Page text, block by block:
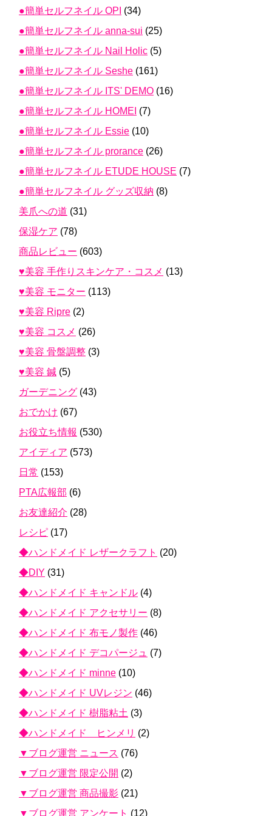
●簡単セルフネイル OPI (34)
●簡単セルフネイル anna-sui (25)
●簡単セルフネイル Nail Holic (5)
●簡単セルフネイル Seshe (161)
●簡単セルフネイル ITS' DEMO (16)
●簡単セルフネイル HOMEI (7)
●簡単セルフネイル Essie (10)
●簡単セルフネイル prorance (26)
●簡単セルフネイル ETUDE HOUSE (7)
●簡単セルフネイル グッズ収納 (8)
美爪への道 (31)
保湿ケア (78)
商品レビュー (603)
♥美容 手作りスキンケア・コスメ (13)
♥美容 モニター (113)
♥美容 Ripre (2)
♥美容 コスメ (26)
♥美容 骨盤調整 (3)
♥美容 鍼 (5)
ガーデニング (43)
おでかけ (67)
お役立ち情報 (530)
アイディア (573)
日常 (153)
PTA広報部 (6)
お友達紹介 (28)
レシピ (17)
◆ハンドメイド レザークラフト (20)
◆DIY (31)
◆ハンドメイド キャンドル (4)
◆ハンドメイド アクセサリー (8)
◆ハンドメイド 布モノ製作 (46)
◆ハンドメイド デコパージュ (7)
◆ハンドメイド minne (10)
◆ハンドメイド UVレジン (46)
◆ハンドメイド 樹脂粘土 (3)
◆ハンドメイド ヒンメリ (2)
▼ブログ運営 ニュース (76)
▼ブログ運営 限定公開 (2)
▼ブログ運営 商品撮影 (21)
▼ブログ運営 アンケート (12)